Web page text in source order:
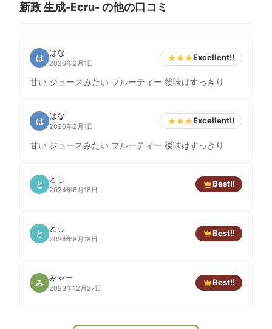
新政 生成-Ecru- の他の口コミ
は
はな
2026年2月1日
Excellent!!
甘い ジュースみたい フルーティー 後味はすっきり
は
はな
2026年2月1日
Excellent!!
甘い ジュースみたい フルーティー 後味はすっきり
と
とし
2024年8月18日
Best!!
と
とし
2024年8月18日
Best!!
み
みゃー
2023年12月27日
Best!!